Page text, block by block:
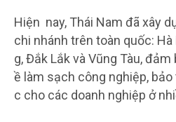
Hiện nay, Thái Nam đã xây
chi nhánh trên toàn quốc: Hà
g, Đắk Lắk và Vũng Tàu,
ề làm sạch công nghiệp,
c cho các doanh nghiệp ở